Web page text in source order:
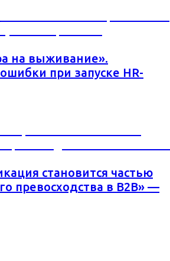
на выживание».
при запуске HR-
становится частью
превосходства в B2B» —